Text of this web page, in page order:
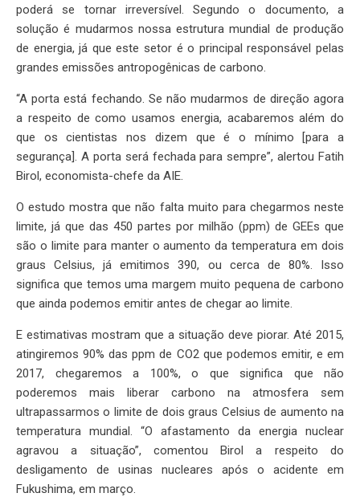
poderá se tornar irreversível. Segundo o documento, a
solução é mudarmos nossa estrutura mundial de produção
de energia, já que este setor é o principal responsável pelas
grandes emissões antropogênicas de carbono.
“A porta está fechando. Se não mudarmos de direção agora
a respeito de como usamos energia, acabaremos além do
que os cientistas nos dizem que é o mínimo [para a
segurança]. A porta será fechada para sempre”, alertou Fatih
Birol, economista-chefe da AIE.
O estudo mostra que não falta muito para chegarmos neste
limite, já que das 450 partes por milhão (ppm) de GEEs que
são o limite para manter o aumento da temperatura em dois
graus Celsius, já emitimos 390, ou cerca de 80%. Isso
significa que temos uma margem muito pequena de carbono
que ainda podemos emitir antes de chegar ao limite.
E estimativas mostram que a situação deve piorar. Até 2015,
atingiremos 90% das ppm de CO2 que podemos emitir, e em
2017, chegaremos a 100%, o que significa que não
poderemos mais liberar carbono na atmosfera sem
ultrapassarmos o limite de dois graus Celsius de aumento na
temperatura mundial. “O afastamento da energia nuclear
agravou a situação”, comentou Birol a respeito do
desligamento de usinas nucleares após o acidente em
Fukushima, em março.